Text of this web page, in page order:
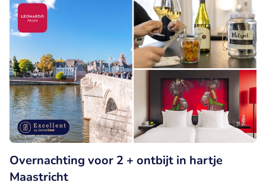
Overnachting voor 2 + ontbijt in hartje
Maastricht